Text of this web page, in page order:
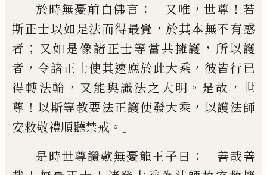
於時無憂前白佛言 ：「又唯 ， 世尊 ！ 若
斯正士以如是法而得最覺 ， 於其本無不有惑
者 ； 又如是像諸正士等當共擁護 ， 所以護
者 ，令諸正士使其速應於此大乘 ， 彼皆行已
得轉法輪 ， 又 能與識法之大明 。 是故 ， 世
尊 ！ 以斯等教要法正護使發大乘 ， 以護法師
安救敬禮順聽禁戒 。」
是時世尊讚歎無憂龍王子曰 ：「善哉善